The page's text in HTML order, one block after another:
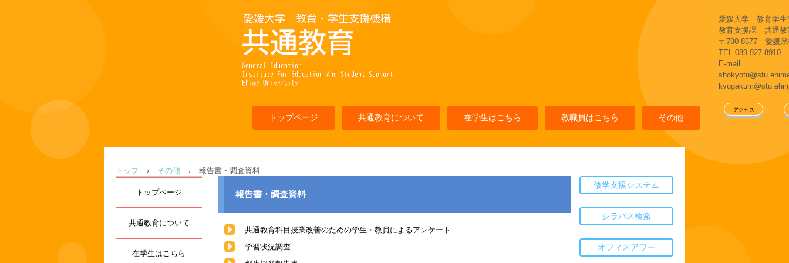
愛媛大学 教育学生
教育支援課 共通教
〒790-8577 愛媛県
TEL 089-927-8910
E-mail
アクセス
トップページ 共通教育について 在学生はこちら 教職員はこちら その他
トップ › その他 › 報告書・調査資料
報告書・調査資料
共通教育科目授業改善のための学生・教員によるアンケート
学習状況調査
トップページ
共通教育について
在学生はこちら
修学支援システム
シラバス検索
オフィスアワー